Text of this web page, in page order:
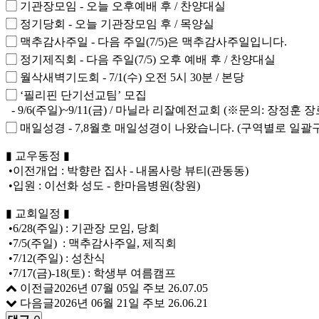
▢ 기관장모임 - 오늘 오후예배 후 / 찬양대실
▢ 정기당회 - 오늘 기관장모임 후 / 목양실
▢ 맥추감사주일 - 다음 주일(7/5)은 맥추감사주일입니다.
▢ 정기제직회 - 다음 주일(7/5) 오후 예배 후 / 찬양대실
▢ 월삭새벽기도회 - 7/1(수) 오전 5시 30분 / 본당
▢ ‘필리핀 단기선교팀’ 모집
- 9/6(주일)~9/11(금) / 마닐라 리잘예전교회 (※문의: 장정훈 장
▢ 매일성경 - 7,8월호 매일성경이 나왔습니다. (구역별로 일괄
▮ 교우동정 ▮
•이전개업 : 박향란 집사 - 내몸사랑 뷰티(관동동)
•입원 : 이선화 성도 - 한마음병원(창원)
▮ 교회일정 ▮
•6/28(주일) : 기관장 모임, 당회
•7/5(주일) : 맥추감사주일, 제직회
•7/12(주일) : 성찬식
•7/17(금)-18(토) : 학생부 여름캠프
이전글2026년 07월 05일 주보 26.07.05
다음글2026년 06월 21일 주보 26.06.21